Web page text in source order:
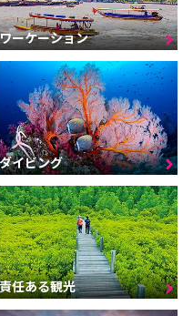
ワーケーション
ダイビング
責任ある観光